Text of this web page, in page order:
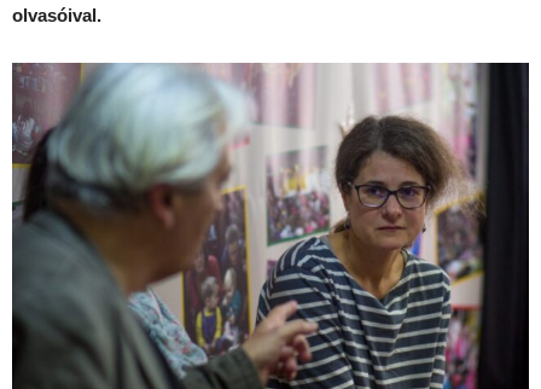
olvasóival.